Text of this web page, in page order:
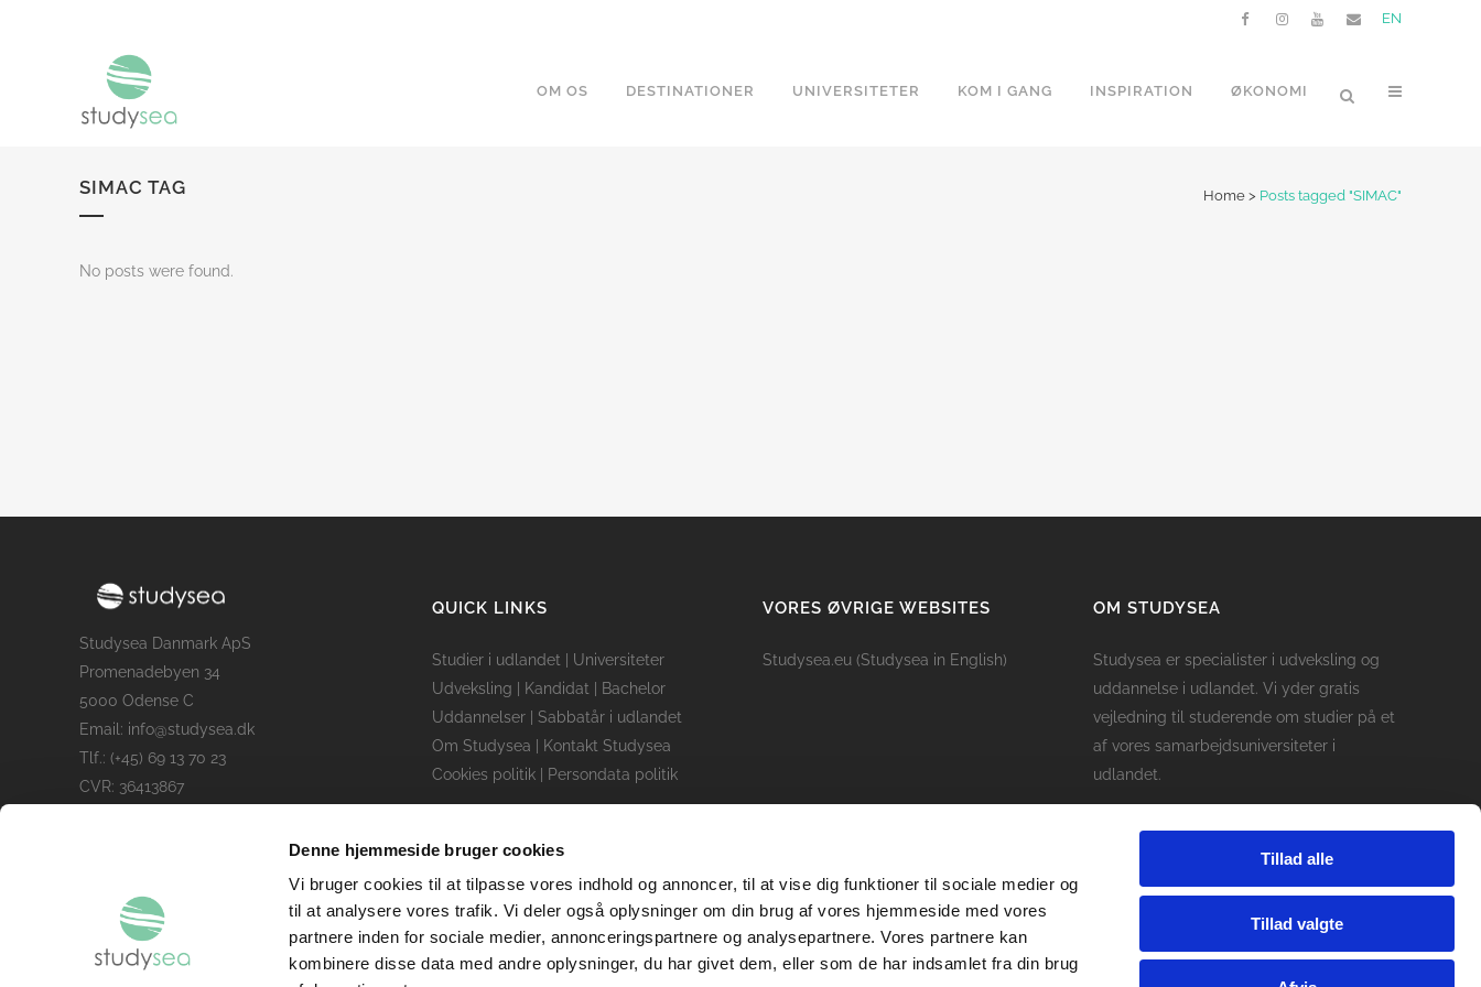
Denne hjemmeside bruger cookies
Vi bruger cookies til at tilpasse vores indhold og annoncer, til at vise dig funktioner til sociale medier og
til at analysere vores trafik. Vi deler også oplysninger om din brug af vores hjemmeside med vores
partnere inden for sociale medier, annonceringspartnere og analysepartnere. Vores partnere kan
kombinere disse data med andre oplysninger, du har givet dem, eller som de har indsamlet fra din brug
Tillad alle
Tillad valgte
EN
OM OS DESTINATIONER UNIVERSITETER KOM I GANG INSPIRATION ØKONOMI
SIMAC TAG Home > Posts tagged "SIMAC"
No posts were found.
Studysea Danmark ApS
Promenadebyen 34
5000 Odense C
Email: info@studysea.dk
Tlf.: (+45) 69 13 70 23
CVR: 36413867
QUICK LINKS
Studier i udlandet | Universiteter
Udveksling | Kandidat | Bachelor
Uddannelser | Sabbatår i udlandet
Om Studysea | Kontakt Studysea
Cookies politik | Persondata politik
VORES ØVRIGE WEBSITES
Studysea.eu (Studysea in English)
OM STUDYSEA
Studysea er specialister i udveksling og
uddannelse i udlandet. Vi yder gratis
vejledning til studerende om studier på et
af vores samarbejdsuniversiteter i
udlandet.